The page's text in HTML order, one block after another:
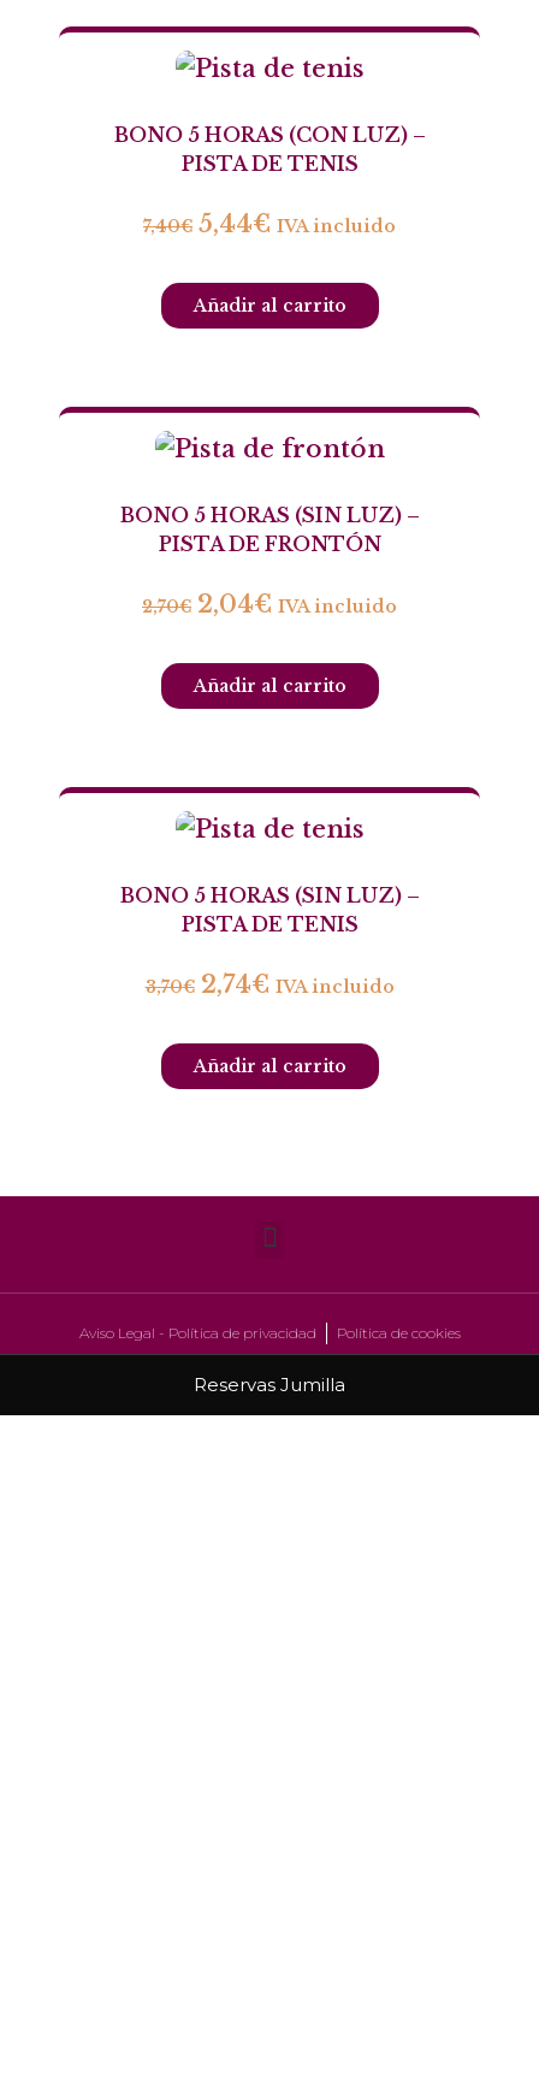
BONO 5 HORAS (CON LUZ) –
PISTA DE TENIS
7,40€ 5,44€ IVA incluido
Añadir al carrito
BONO 5 HORAS (SIN LUZ) –
PISTA DE FRONTÓN
2,70€ 2,04€ IVA incluido
Añadir al carrito
BONO 5 HORAS (SIN LUZ) –
PISTA DE TENIS
3,70€ 2,74€ IVA incluido
Añadir al carrito
Aviso Legal - Política de privacidad Política de cookies
Reservas Jumilla